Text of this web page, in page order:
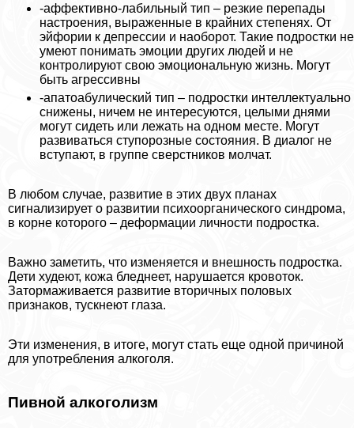
-аффективно-лабильный тип – резкие перепады
настроения, выраженные в крайних степенях. От
эйфории к депрессии и наоборот. Такие подростки не
умеют понимать эмоции других людей и не
контролируют свою эмоциональную жизнь. Могут
быть агрессивны
-апатоабулический тип – подростки интеллектуально
снижены, ничем не интересуются, целыми днями
могут сидеть или лежать на одном месте. Могут
развиваться ступорозные состояния. В диалог не
вступают, в группе сверстников молчат.
В любом случае, развитие в этих двух планах
сигнализирует о развитии психоорганического синдрома,
в корне которого – деформации личности подростка.
Важно заметить, что изменяется и внешность подростка.
Дети худеют, кожа бледнеет, нарушается кровоток.
Затормаживается развитие вторичных пoлoвых
признаков, тускнеют глаза.
Эти изменения, в итоге, могут стать еще одной причиной
для употрeбления алкоголя.
Пивной алкоголизм